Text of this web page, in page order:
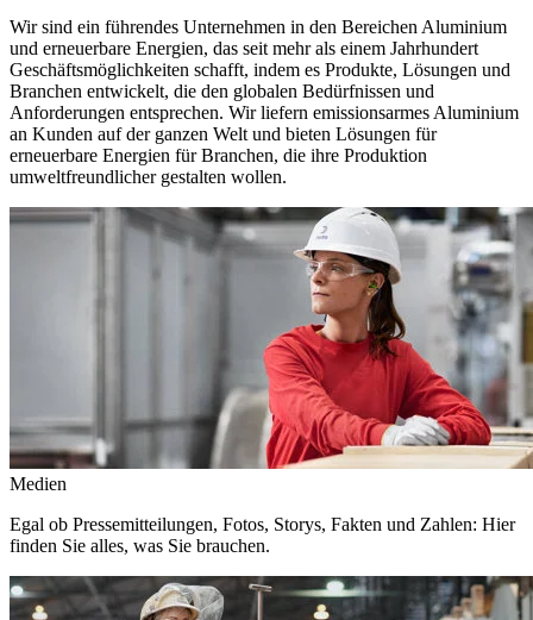
Wir sind ein führendes Unternehmen in den Bereichen Aluminium
und erneuerbare Energien, das seit mehr als einem Jahrhundert
Geschäftsmöglichkeiten schafft, indem es Produkte, Lösungen und
Branchen entwickelt, die den globalen Bedürfnissen und
Anforderungen entsprechen. Wir liefern emissionsarmes Aluminium
an Kunden auf der ganzen Welt und bieten Lösungen für
erneuerbare Energien für Branchen, die ihre Produktion
umweltfreundlicher gestalten wollen.
Medien
Egal ob Pressemitteilungen, Fotos, Storys, Fakten und Zahlen: Hier
finden Sie alles, was Sie brauchen.